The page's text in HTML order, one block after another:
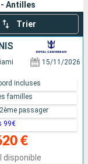
- Antilles
Trier
15/11/2026
€
disponible
incluses
familles
passager
99€